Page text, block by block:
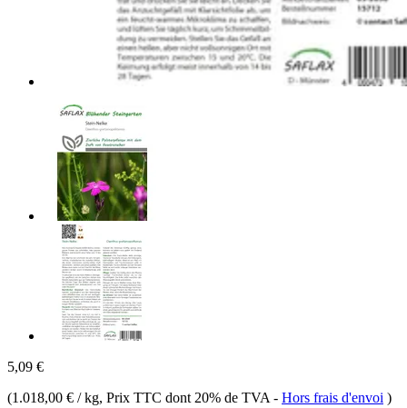
5,09 €
(1.018,00 € / kg, Prix TTC dont 20% de TVA - Hors frais d'envoi )